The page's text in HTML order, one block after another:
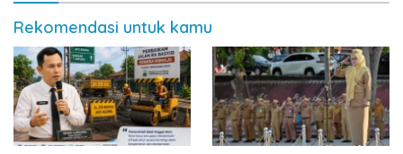
Rekomendasi untuk kamu